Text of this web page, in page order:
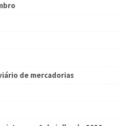
de mercadorias